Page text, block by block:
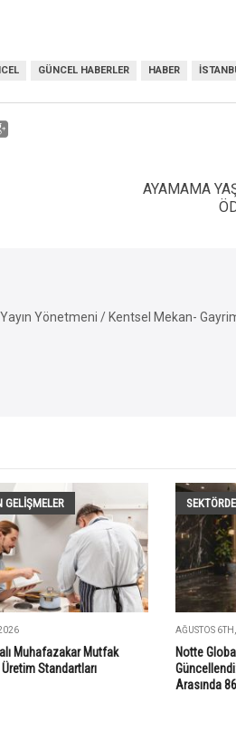
GÜNCEL HABERLER HABER
AYAMAMA
Yönetmeni / Kentsel Mekan-
GELIŞMELER
Muhafazakar Mutfak
Standartları
AĞUSTOS
Notte
Arasında